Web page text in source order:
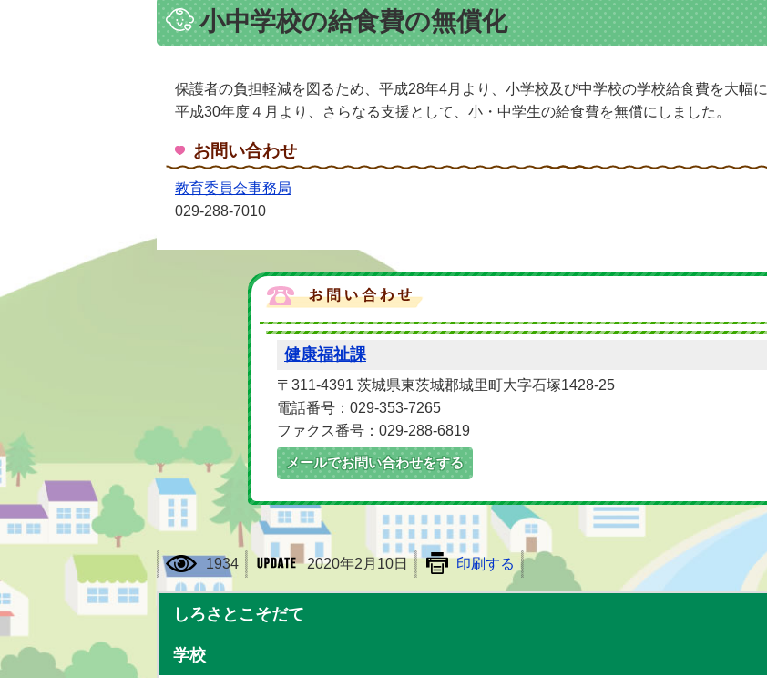
小中学校の給食費の無償化
保護者の負担軽減を図るため、平成28年4月より、小学校及び中学校の学校給食費を大幅に
平成30年度４月より、さらなる支援として、小・中学生の給食費を無償にしました。
お問い合わせ
教育委員会事務局
029‐288-7010
健康福祉課
〒311-4391 茨城県東茨城郡城里町大字石塚1428-25
電話番号：029-353-7265
ファクス番号：029-288-6819
メールでお問い合わせをする
1934 2020年2月10日 印刷する
しろさとこそだて
学校